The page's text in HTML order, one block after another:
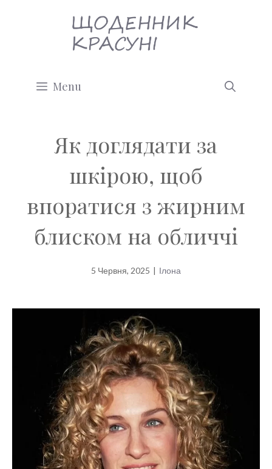
Menu
Як доглядати за
шкірою, щоб
впоратися з жирним
блиском на обличчі
5 Червня, 2025 | Ілона